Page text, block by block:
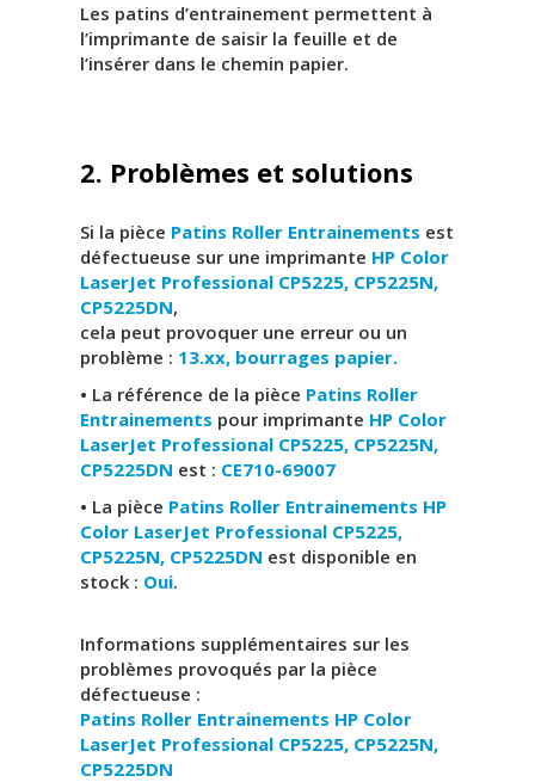
Les patins d’entrainement permettent à
l’imprimante de saisir la feuille et de
l’insérer dans le chemin papier.
2. Problèmes et solutions
Si la pièce Patins Roller Entrainements est
défectueuse sur une imprimante HP Color
LaserJet Professional CP5225, CP5225N,
CP5225DN,
cela peut provoquer une erreur ou un
problème : 13.xx, bourrages papier.
• La référence de la pièce Patins Roller
Entrainements pour imprimante HP Color
LaserJet Professional CP5225, CP5225N,
CP5225DN est : CE710-69007
• La pièce Patins Roller Entrainements HP
Color LaserJet Professional CP5225,
CP5225N, CP5225DN est disponible en
stock : Oui.
Informations supplémentaires sur les
problèmes provoqués par la pièce
défectueuse :
Patins Roller Entrainements HP Color
LaserJet Professional CP5225, CP5225N,
CP5225DN